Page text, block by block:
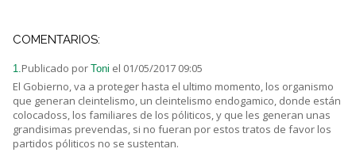
COMENTARIOS:
1.Publicado por Toni el 01/05/2017 09:05
El Gobierno, va a proteger hasta el ultimo momento, los organismo
que generan cleintelismo, un cleintelismo endogamico, donde están
colocadoss, los familiares de los póliticos, y que les generan unas
grandisimas prevendas, si no fueran por estos tratos de favor los
partidos póliticos no se sustentan.